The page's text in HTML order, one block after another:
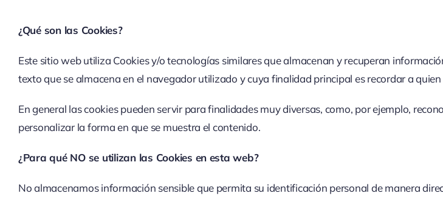
¿Qué son las Cookies?
Este sitio web utiliza Cookies y/o tecnologías similares que almacenan y recuperan
texto que se almacena en el navegador utilizado y cuya finalidad principal es recordar a
En general las cookies pueden servir para finalidades muy diversas, como, por ejemplo,
personalizar la forma en que se muestra el contenido.
¿Para qué NO se utilizan las Cookies en esta web?
No almacenamos información sensible que permita su identificación personal de manera